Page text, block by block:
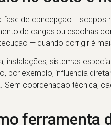
de concepção. Escopos
de cargas ou escolhas
— quando corrigir é
instalações, sistemas
por exemplo, influencia
Sem coordenação técnica,
ferramenta